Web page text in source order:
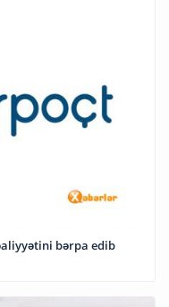
bərpa edib